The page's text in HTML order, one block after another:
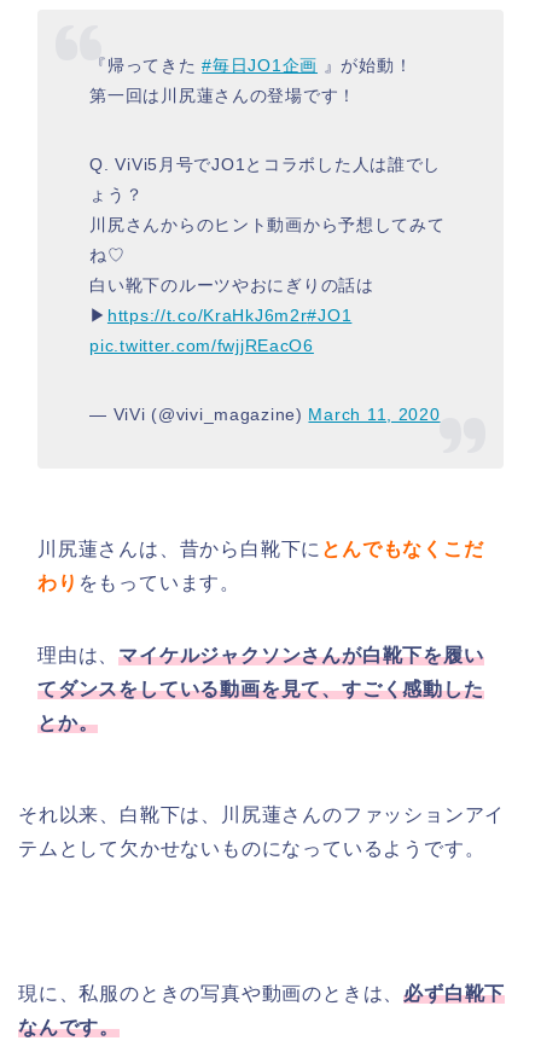
『帰ってきた#毎日JO1企画 』が始動！
第一回は川尻蓮さんの登場です！
Q. ViVi5月号でJO1とコラボした人は誰でし
ょう？
川尻さんからのヒント動画から予想してみて
ね♡
白い靴下のルーツやおにぎりの話は
▶︎ https://t.co/KraHkJ6m2r#JO1
pic.twitter.com/fwjjREacO6
— ViVi (@vivi_magazine) March 11, 2020
川尻蓮さんは、昔から白靴下に とんでもなくこだ
わり をもっています。
理由は、マイケルジャクソンさんが白靴下を履い
てダンスをしている動画を見て、すごく感動した
とか。
それ以来、白靴下は、川尻蓮さんのファッションアイ
テムとして欠かせないものになっているようです。
現に、私服のときの写真や動画のときは、必ず白靴下
なんです。